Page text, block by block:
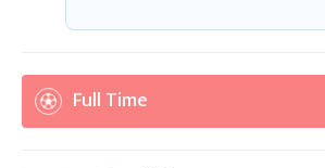
Full Time